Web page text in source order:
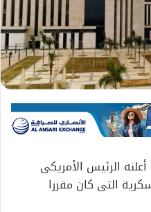
الرئيس الأمريكى
التى كان مقررا